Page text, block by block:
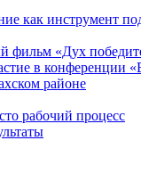
как инструмент
фильм «Дух
в конференции
районе
рабочий процесс